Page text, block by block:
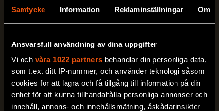
Samtycke Information Reklaminställningar Om
Ansvarsfull användning av dina uppgifter
Vi och våra 1022 partners behandlar din personliga data,
som t.ex. ditt IP-nummer, och använder teknologi såsom
cookies för att lagra och få tillgång till information på din
enhet för att kunna tillhandahålla personliga annonser och
innehåll, annons- och innehållsmätning, åskådarinsikter